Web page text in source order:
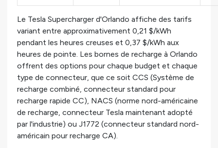
Le Tesla Supercharger d'Orlando affiche des tarifs
variant entre approximativement 0,21 $/kWh
pendant les heures creuses et 0,37 $/kWh aux
heures de pointe. Les bornes de recharge à Orlando
offrent des options pour chaque budget et chaque
type de connecteur, que ce soit CCS (Système de
recharge combiné, connecteur standard pour
recharge rapide CC), NACS (norme nord-américaine
de recharge, connecteur Tesla maintenant adopté
par l'industrie) ou J1772 (connecteur standard nord-
américain pour recharge CA).